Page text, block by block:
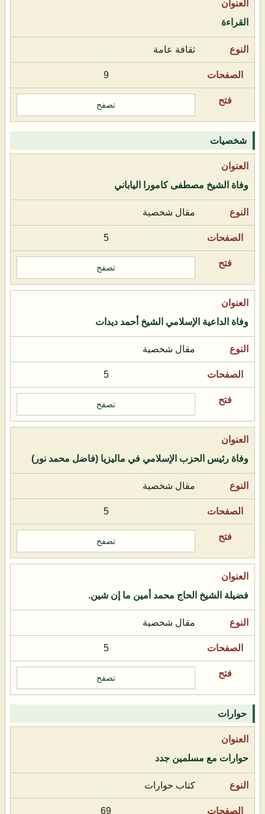
القراءة
ثقافة عامة
9
تصفح
شخصيات
وفاة الشيخ مصطفى كامورا الياباني
مقال شخصية
5
تصفح
وفاة الداعية الإسلامي الشيخ أحمد ديدات
مقال شخصية
5
تصفح
وفاة رئيس الحزب الإسلامي في ماليزيا (فاضل محمد نور)
مقال شخصية
5
تصفح
فضيلة الشيخ الحاج محمد أمين ما إن شين.
مقال شخصية
5
تصفح
حوارات
حوارات مع مسلمين جدد
كتاب حوارات
69